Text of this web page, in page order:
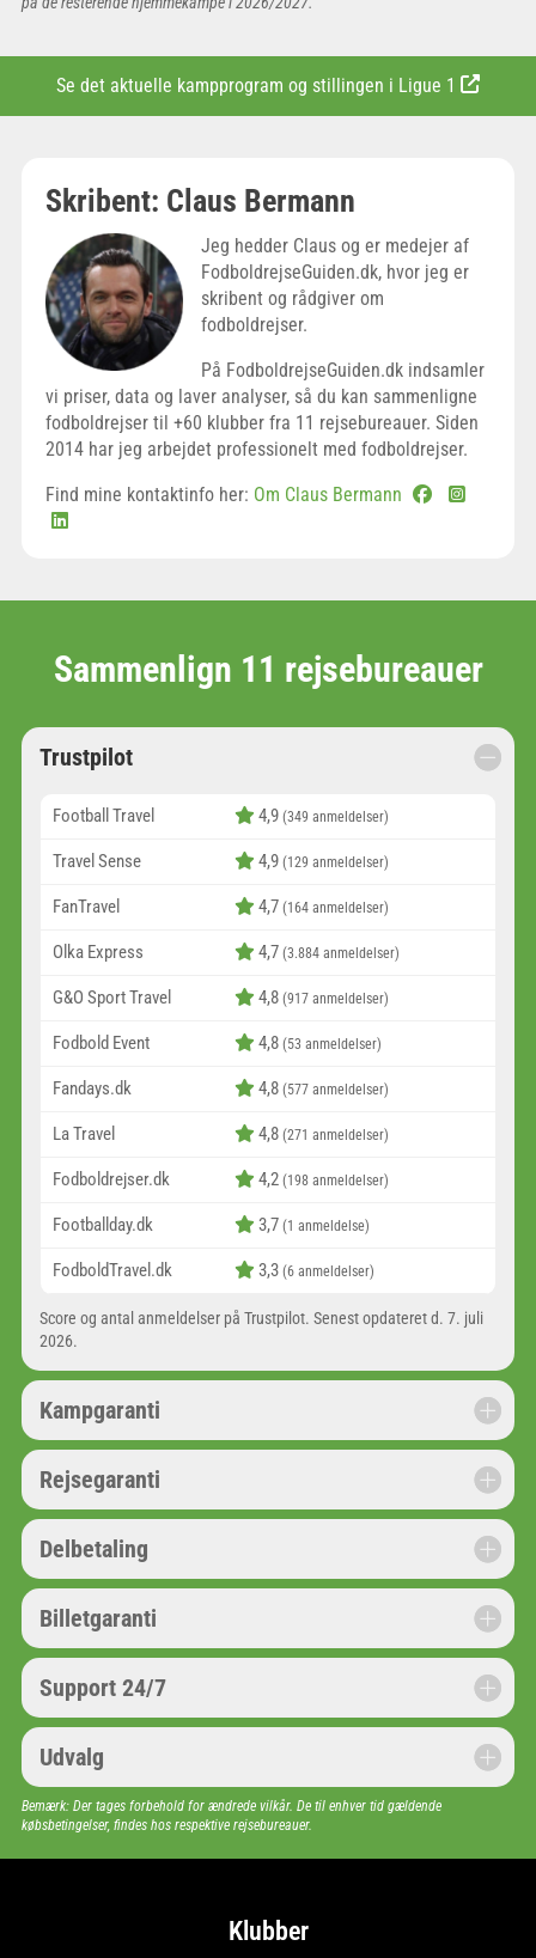
Se det aktuelle kampprogram og stillingen i Ligue 1
Skribent: Claus Bermann
Jeg hedder Claus og er medejer af
FodboldrejseGuiden.dk, hvor jeg er
skribent og rådgiver om
fodboldrejser.
På FodboldrejseGuiden.dk indsamler
vi priser, data og laver analyser, så du kan sammenligne
fodboldrejser til +60 klubber fra 11 rejsebureauer. Siden
2014 har jeg arbejdet professionelt med fodboldrejser.
Find mine kontaktinfo her: Om Claus Bermann
Sammenlign 11 rejsebureauer
Trustpilot
Football Travel 4,9 (349 anmeldelser)
Travel Sense 4,9 (129 anmeldelser)
FanTravel 4,7 (164 anmeldelser)
Olka Express 4,7 (3.884 anmeldelser)
G&O Sport Travel 4,8 (917 anmeldelser)
Fodbold Event 4,8 (53 anmeldelser)
Fandays.dk 4,8 (577 anmeldelser)
La Travel 4,8 (271 anmeldelser)
Fodboldrejser.dk 4,2 (198 anmeldelser)
Footballday.dk 3,7 (1 anmeldelse)
FodboldTravel.dk 3,3 (6 anmeldelser)
Score og antal anmeldelser på Trustpilot. Senest opdateret d. 7. juli
2026.
Kampgaranti
Rejsegaranti
Delbetaling
Billetgaranti
Support 24/7
Udvalg
Bemærk: Der tages forbehold for ændrede vilkår. De til enhver tid gældende
købsbetingelser, findes hos respektive rejsebureauer.
Klubber